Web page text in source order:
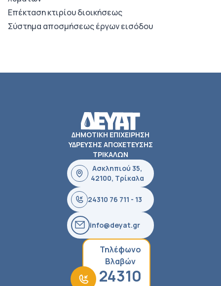
Επέκταση κτιρίου διοικήσεως
Σύστημα αποσμήσεως έργων εισόδου
ΔΗΜΟΤΙΚΗ ΕΠΙΧΕΙΡΗΣΗ
ΥΔΡΕΥΣΗΣ ΑΠΟΧΕΤΕΥΣΗΣ
ΤΡΙΚΑΛΩΝ
Ασκληπιού 35,
42100, Τρίκαλα
24310 76 711 - 13
info@deyat.gr
Τηλέφωνο
Βλαβών
24310